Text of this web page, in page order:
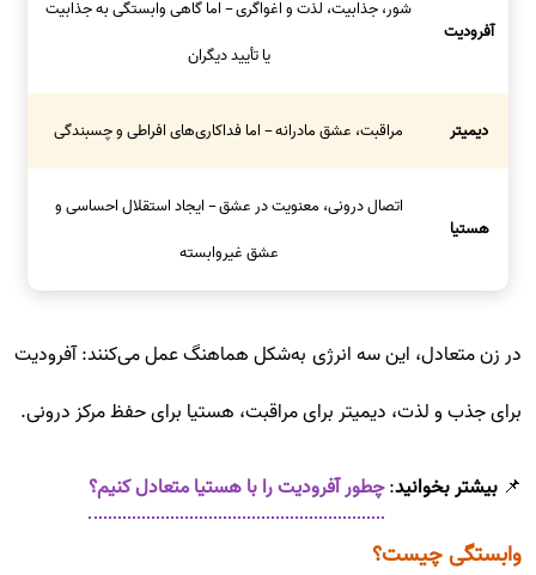
آفرودیت
شور، جذابیت، لذت و اغواگری – اما گاهی وابستگی به جذابیت
یا تأیید دیگران
دیمیتر مراقبت، عشق مادرانه – اما فداکاری‌های افراطی و چسبندگی
هستیا
اتصال درونی، معنویت در عشق – ایجاد استقلال احساسی و
عشق غیروابسته
در زن متعادل، این سه انرژی به‌شکل هماهنگ عمل می‌کنند: آفرودیت
برای جذب و لذت، دیمیتر برای مراقبت، هستیا برای حفظ مرکز درونی.
📌 بیشتر بخوانید:چطور آفرودیت را با هستیا متعادل کنیم؟
وابستگی چیست؟